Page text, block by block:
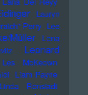
Lauryn
Perry Lee
Müller
Lena
Leonard
Les McKeown
Liam Payne
Linda Ronstadt